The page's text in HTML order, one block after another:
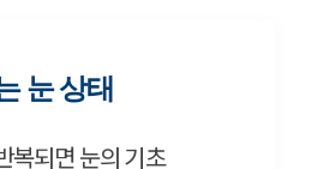
눈 상태
복되면 눈의 기초